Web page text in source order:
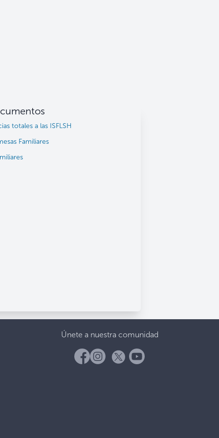
totales a las ISFLSH
Familiares
Únete a nuestra comunidad